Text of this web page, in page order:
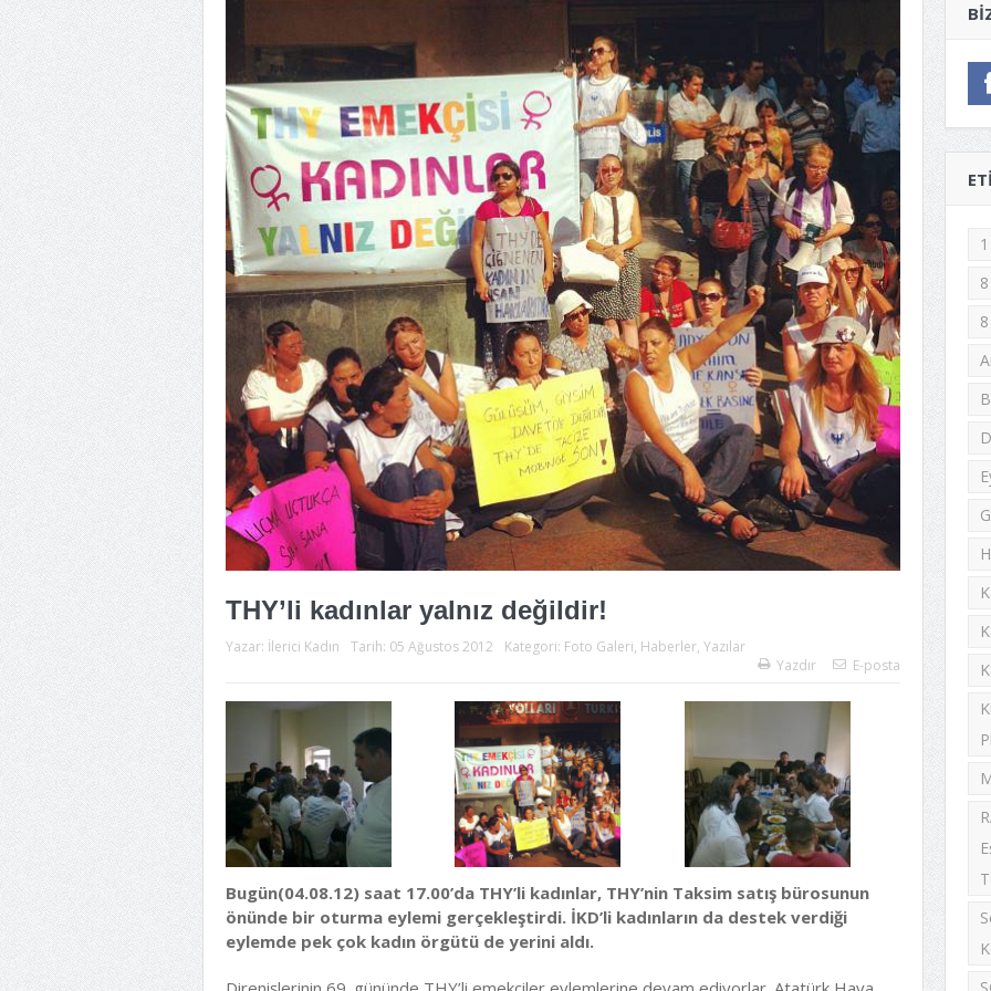
THY’li kadınlar yalnız değildir!
Yazar: İlerici Kadın Tarih: 05 Ağustos 2012 Kategori: Foto Galeri, Haberler, Yazılar
Yazdır
E-posta
Bugün(04.08.12) saat 17.00’da THY’li kadınlar, THY’nin Taksim satış bürosunun
önünde bir oturma eylemi gerçekleştirdi. İKD’li kadınların da destek verdiği
eylemde pek çok kadın örgütü de yerini aldı.